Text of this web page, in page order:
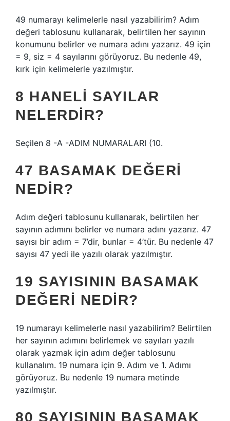
49 numarayı kelimelerle nasıl yazabilirim? Adım
değeri tablosunu kullanarak, belirtilen her sayının
konumunu belirler ve numara adını yazarız. 49 için
= 9, siz = 4 sayılarını görüyoruz. Bu nedenle 49,
kırk için kelimelerle yazılmıştır.
8 HANELI SAYILAR
NELERDIR?
Seçilen 8 -A -ADIM NUMARALARI (10.
47 BASAMAK DEĞERI
NEDIR?
Adım değeri tablosunu kullanarak, belirtilen her
sayının adımını belirler ve numara adını yazarız. 47
sayısı bir adım = 7’dir, bunlar = 4’tür. Bu nedenle 47
sayısı 47 yedi ile yazılı olarak yazılmıştır.
19 SAYISININ BASAMAK
DEĞERI NEDIR?
19 numarayı kelimelerle nasıl yazabilirim? Belirtilen
her sayının adımını belirlemek ve sayıları yazılı
olarak yazmak için adım değer tablosunu
kullanalım. 19 numara için 9. Adım ve 1. Adımı
görüyoruz. Bu nedenle 19 numara metinde
yazılmıştır.
80 SAYISININ BASAMAK